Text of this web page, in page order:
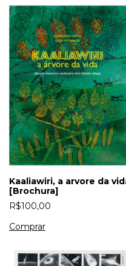
Kaaliawiri, a arvore da
[Brochura]
R$100,00